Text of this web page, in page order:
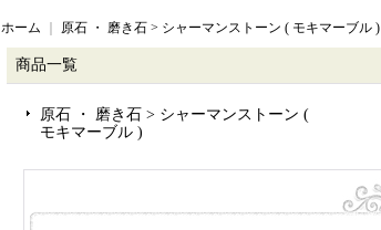
ホーム 原石 ・ 磨き石 > シャーマンストーン ( モキマーブル )
商品一覧
原石 ・ 磨き石 > シャーマンストーン (
モキマーブル )